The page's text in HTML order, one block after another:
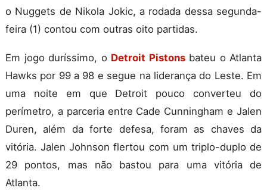
o Nuggets de Nikola Jokic, a rodada dessa segunda-
feira (1) contou com outras oito partidas.
Em jogo duríssimo, o Detroit Pistonsbateu o Atlanta
Hawks por 99 a 98 e segue na liderança do Leste. Em
uma noite em que Detroit pouco converteu do
perímetro, a parceria entre Cade Cunningham e Jalen
Duren, além da forte defesa, foram as chaves da
vitória. Jalen Johnson flertou com um triplo-duplo de
29 pontos, mas não bastou para uma vitória de
Atlanta.